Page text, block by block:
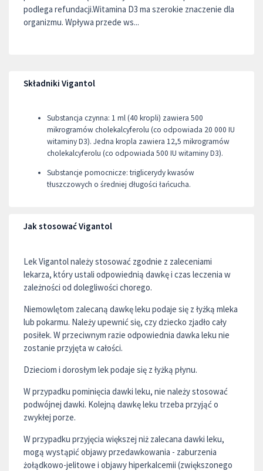
podlega refundacji.Witamina D3 ma szerokie znaczenie dla
organizmu. Wpływa przede ws...
Składniki Vigantol
Substancja czynna: 1 ml (40 kropli) zawiera 500
mikrogramów cholekalcyferolu (co odpowiada 20 000 IU
witaminy D3). Jedna kropla zawiera 12,5 mikrogramów
cholekalcyferolu (co odpowiada 500 IU witaminy D3).
Substancje pomocnicze: triglicerydy kwasów
tłuszczowych o średniej długości łańcucha.
Jak stosować Vigantol
Lek Vigantol należy stosować zgodnie z zaleceniami
lekarza, który ustali odpowiednią dawkę i czas leczenia w
zależności od dolegliwości chorego.
Niemowlętom zalecaną dawkę leku podaje się z łyżką mleka
lub pokarmu. Należy upewnić się, czy dziecko zjadło cały
posiłek. W przeciwnym razie odpowiednia dawka leku nie
zostanie przyjęta w całości.
Dzieciom i dorosłym lek podaje się z łyżką płynu.
W przypadku pominięcia dawki leku, nie należy stosować
podwójnej dawki. Kolejną dawkę leku trzeba przyjąć o
zwykłej porze.
W przypadku przyjęcia większej niż zalecana dawki leku,
mogą wystąpić objawy przedawkowania - zaburzenia
żołądkowo-jelitowe i objawy hiperkalcemii (zwiększonego